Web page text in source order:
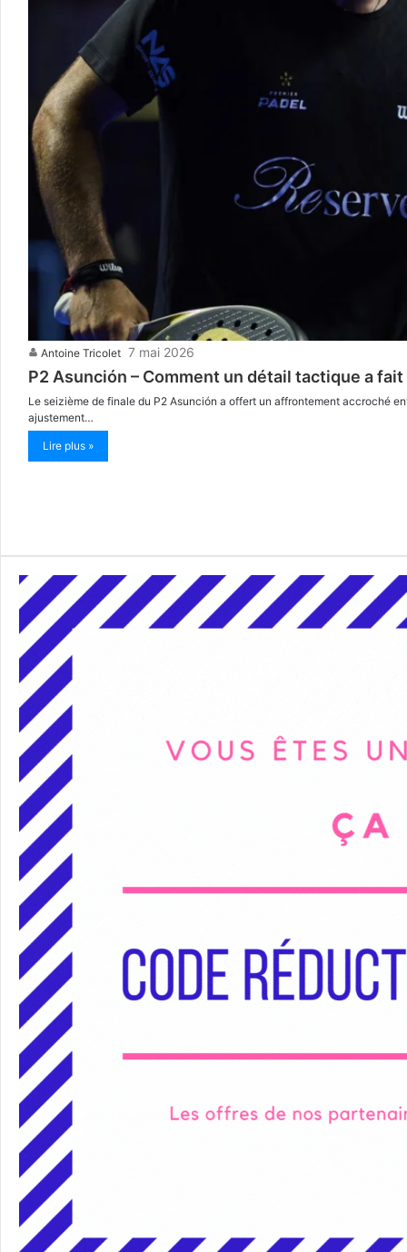
Antoine Tricolet 7 mai 2026
P2 Asunción – Comment un détail tactique a
Le seizième de finale du P2 Asunción a offert un affrontement accroché
ajustement…
Lire plus »